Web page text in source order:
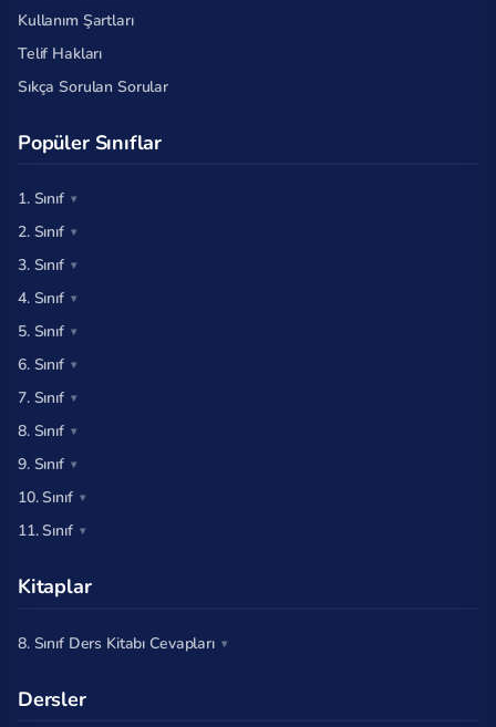
Kullanım Şartları
Telif Hakları
Sıkça Sorulan Sorular
Popüler Sınıflar
1. Sınıf
2. Sınıf
3. Sınıf
4. Sınıf
5. Sınıf
6. Sınıf
7. Sınıf
8. Sınıf
9. Sınıf
10. Sınıf
11. Sınıf
Kitaplar
8. Sınıf Ders Kitabı Cevapları
Dersler